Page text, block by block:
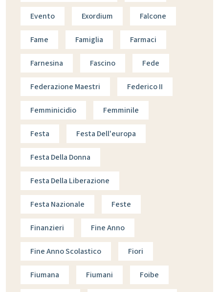
Evento Exordium Falcone
Fame Famiglia Farmaci
Farnesina Fascino Fede
Federazione Maestri Federico II
Femminicidio Femminile
Festa Festa Dell'europa
Festa Della Donna
Festa Della Liberazione
Festa Nazionale Feste
Finanzieri Fine Anno
Fine Anno Scolastico Fiori
Fiumana Fiumani Foibe